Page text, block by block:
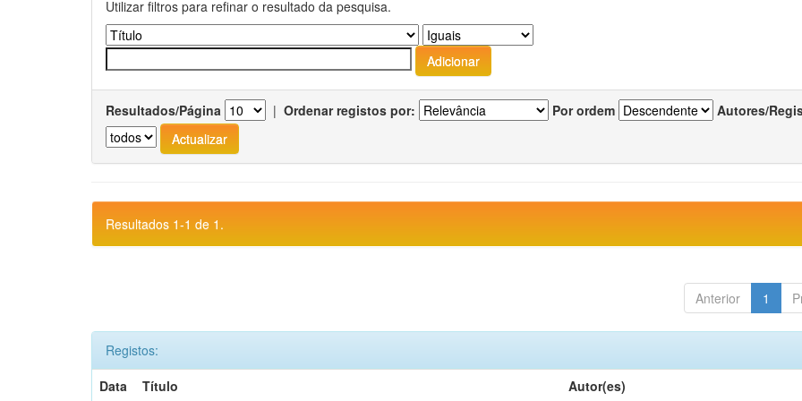
Utilizar filtros para refinar o resultado da pesquisa.
Resultados/Página | Ordenar registos por: Por ordem Autores/
Resultados 1-1 de 1.
Anterior 1
Registos:
Data
Título Autor(es)